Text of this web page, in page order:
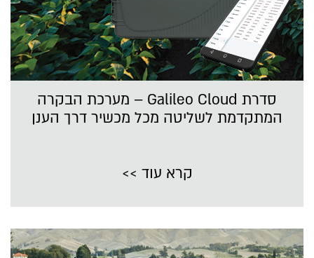
סדרת Galileo Cloud – מערכת הבקרה
המתקדמת לשליטה מכל מכשיר דרך הענן
קרא עוד >>